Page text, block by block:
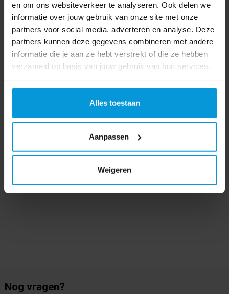
en om ons websiteverkeer te analyseren. Ook delen we
informatie over jouw gebruik van onze site met onze
partners voor social media, adverteren en analyse. Deze
partners kunnen deze gegevens combineren met andere
informatie die je aan ze hebt verstrekt of die ze hebben
verzameld op basis van jouw gebruik van hun services.
Alles toestaan
Aanpassen
Weigeren
Product labels
Deb (53), Handreiniging (5), Heavy duty (1), Dispenser (45)
0 beoordeling(en)
Schrijf als eerste voor dit product een beoordeling
Nog vragen?